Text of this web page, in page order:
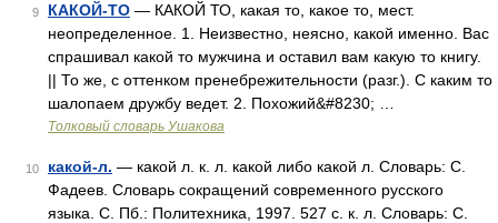
9 КАКОЙ-ТО — КАКОЙ ТО, какая то, какое то, мест.
неопределенное. 1. Неизвестно, неясно, какой именно. Вас
спрашивал какой то мужчина и оставил вам какую то книгу.
|| То же, с оттенком пренебрежительности (разг.). С каким то
шалопаем дружбу ведет. 2. Похожий&#8230; …
Толковый словарь Ушакова
10 какой-л. — какой л. к. л. какой либо какой л. Словарь: С.
Фадеев. Словарь сокращений современного русского
языка. С. Пб.: Политехника, 1997. 527 с. к. л. Словарь: С.